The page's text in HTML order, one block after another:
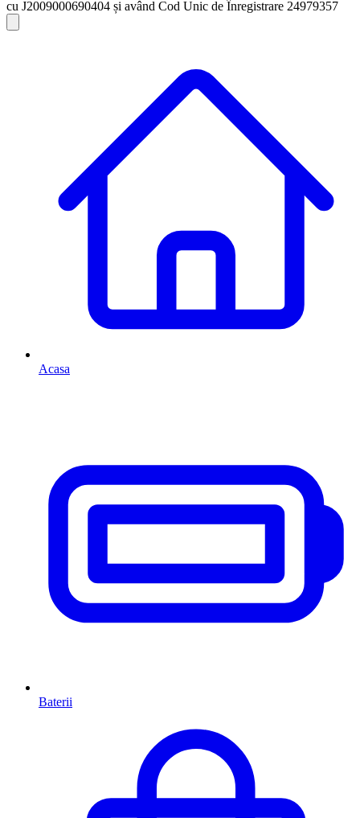
cu J2009000690404 și având Cod Unic de Înregistrare 24979357
Acasa
Baterii